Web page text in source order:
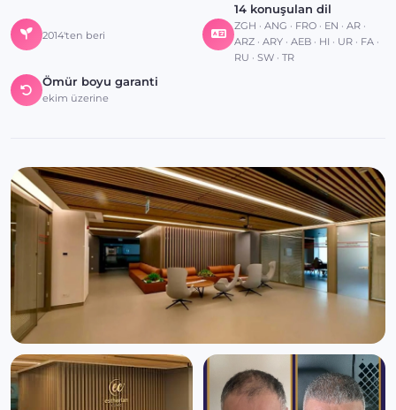
2014'ten beri
14 konuşulan dil
ZGH · ANG · FRO · EN · AR ·
ARZ · ARY · AEB · HI · UR · FA ·
RU · SW · TR
Ömür boyu garanti
ekim üzerine